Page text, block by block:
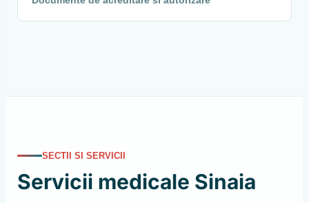
SECTII SI SERVICII
Servicii medicale Sinaia